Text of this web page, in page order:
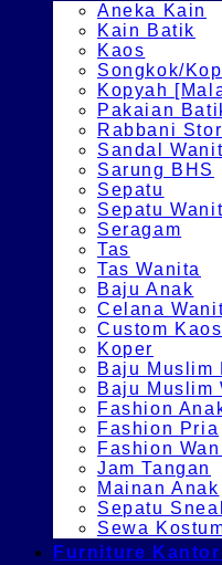
Aneka Kain
Kain Batik
Kaos
Songkok/
Kopyah
Pakaian
Rabbani
Sandal
Sarung BHS
Sepatu
Sepatu
Seragam
Tas
Tas Wanita
Baju Anak
Celana
Custom
Koper
Baju Muslim
Baju Muslim
Fashion
Fashion Pria
Fashion
Jam Tangan
Mainan Anak
Sepatu
Sewa
Furniture